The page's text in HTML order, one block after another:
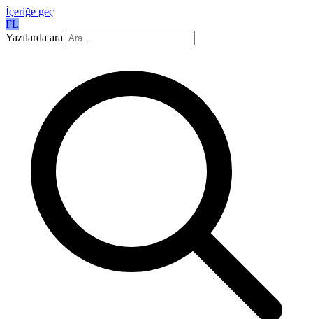
İçeriğe geç
FL
Yazılarda ara